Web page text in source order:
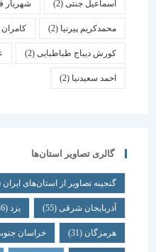
اسماعیل جنتی(2) شهریار قدیمی(2)
محمدکریم پیرنیا (2) کامران
کورش دیباج طباطبایی(2) علی
احمد سعیدنیا (2)
گالری تصاویر استان‌ها
گنجینه تصاویر از استان‌های ایران(599)
آذربایجان شرقی(55) یزد
هرمزگان(31) خراسان جنوبی(30)